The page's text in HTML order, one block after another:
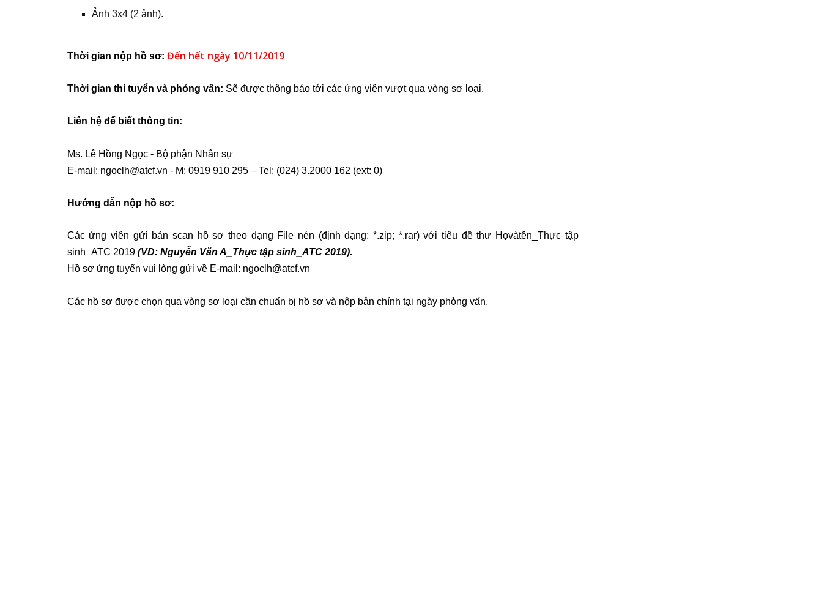
Ảnh 3x4 (2 ảnh).
Thời gian nộp hồ sơ: Đến hết ngày 10/11/2019
Thời gian thi tuyển và phỏng vấn: Sẽ được thông báo tới các ứng viên vượt qua vòng sơ loại.
Liên hệ để biết thông tin:
Ms. Lê Hồng Ngọc - Bộ phận Nhân sự
E-mail: ngoclh@atcf.vn - M: 0919 910 295 – Tel: (024) 3.2000 162 (ext: 0)
Hướng dẫn nộp hồ sơ:
Các ứng viên gửi bản scan hồ sơ theo dạng File nén (định dạng: *.zip; *.rar) với tiêu đề thư Họvàtên_Thực tập
sinh_ATC 2019 (VD: Nguyễn Văn A_Thực tập sinh_ATC 2019).
Hồ sơ ứng tuyển vui lòng gửi về E-mail: ngoclh@atcf.vn
Các hồ sơ được chọn qua vòng sơ loại cần chuẩn bị hồ sơ và nộp bản chính tại ngày phỏng vấn.